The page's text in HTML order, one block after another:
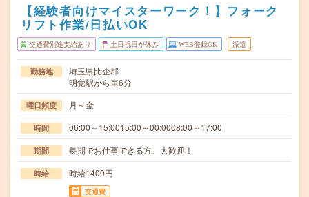
【経験者向けマイスターワーク！】フォーク
リフト作業/日払いOK
交通費別途支給あり 土日祝日が休み WEB登録OK 派遣
勤務地
埼玉県比企郡
明覚駅から車6分
曜日頻度 月～金
時間 06:00～15:0015:00～00:0008:00～17:00
期間 長期でお仕事できる方、大歓迎！
時給 時給1400円
交通費